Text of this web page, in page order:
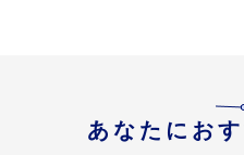
あなたにお